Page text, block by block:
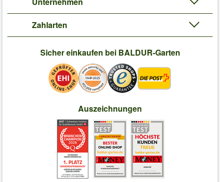
Zahlarten
Sicher einkaufen bei BALDUR-Garten
Auszeichnungen